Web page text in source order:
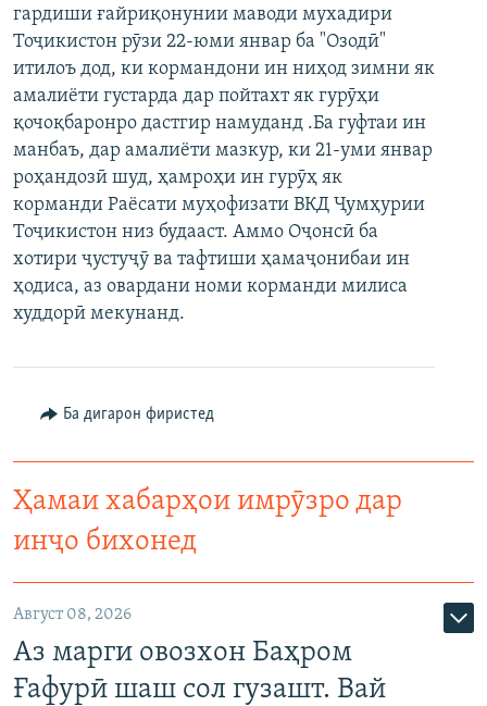
ВАРЗИШ
ОЗОДӢ ОНЛАЙН
ВИДЕО
НИГОРИСТОН
ГУЗОРИШҲОИ РАДИОӢ
РӮЙХАТҲО
КИТОБҲОИ ОЗОДӢ
Русский
ПАЙГИРӢ КУНЕД
Ҳамаи сомонаҳои RFE/RL
гардиши ғайриқонунии маводи мухадири
Тоҷикистон рӯзи 22-юми январ ба "Озодӣ"
итилоъ дод, ки кормандони ин ниҳод зимни як
амалиёти густарда дар пойтахт як гурӯҳи
қочоқбаронро дастгир намуданд .Ба гуфтаи ин
манбаъ, дар амалиёти мазкур, ки 21-уми январ
роҳандозӣ шуд, ҳамроҳи ин гурӯҳ як
корманди Раёсати муҳофизати ВКД Ҷумҳурии
Тоҷикистон низ будааст. Аммо Оҷонсӣ ба
хотири ҷустуҷӯ ва тафтиши ҳамаҷонибаи ин
ҳодиса, аз овардани номи корманди милиса
худдорӣ мекунанд.
Ба дигарон фиристед
Ҳамаи хабарҳои имрӯзро дар
инҷо бихонед
Август 08, 2026
Аз марги овозхон Баҳром
Ғафурӣ шаш сол гузашт. Вай